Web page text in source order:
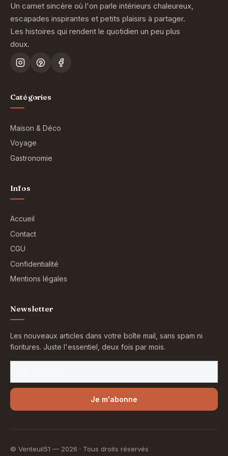
Un carnet sincère où l'on parle intérieurs chaleureux,
escapades inspirantes et petits plaisirs à partager.
Les histoires qui rendent le quotidien un peu plus
doux.
Catégories
Maison & Déco
Voyage
Gastronomie
Infos
Accueil
Contact
CGU
Confidentialité
Mentions légales
Newsletter
Les nouveaux articles dans votre boîte mail, sans spam ni
fioritures. Juste l'essentiel, deux fois par mois.
Je m'abonne
© Venteuil51 — 2026 · Tous droits réservés